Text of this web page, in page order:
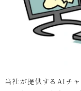
当社が提供するAIチ